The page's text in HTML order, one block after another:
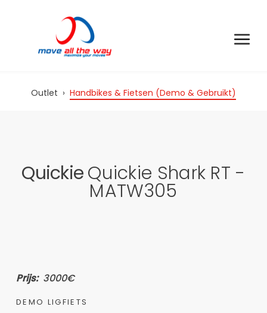
Outlet › Handbikes & Fietsen (Demo & Gebruikt)
QuickieQuickie Shark RT -
MATW305
Prijs: 3000€
DEMO LIGFIETS